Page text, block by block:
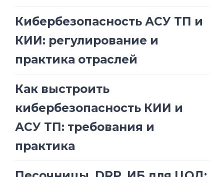
Кибербезопасность АСУ ТП и
КИИ: регулирование и
практика отраслей
Как выстроить
кибербезопасность КИИ и
АСУ ТП: требования и
практика